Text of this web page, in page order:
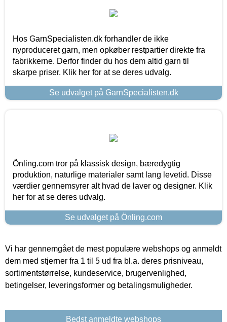
Hos GarnSpecialisten.dk forhandler de ikke
nyproduceret garn, men opkøber restpartier direkte fra
fabrikkerne. Derfor finder du hos dem altid garn til
skarpe priser. Klik her for at se deres udvalg.
Se udvalget på GarnSpecialisten.dk
Önling.com tror på klassisk design, bæredygtig
produktion, naturlige materialer samt lang levetid. Disse
værdier gennemsyrer alt hvad de laver og designer. Klik
her for at se deres udvalg.
Se udvalget på Önling.com
Vi har gennemgået de mest populære webshops og anmeldt
dem med stjerner fra 1 til 5 ud fra bl.a. deres prisniveau,
sortimentstørrelse, kundeservice, brugervenlighed,
betingelser, leveringsformer og betalingsmuligheder.
Bedst anmeldte webshops